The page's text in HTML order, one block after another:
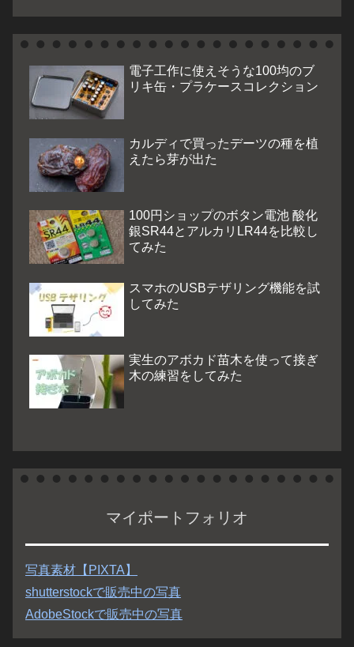
電子工作に使えそうな100均のブ
リキ缶・プラケースコレクション
カルディで買ったデーツの種を植
えたら芽が出た
100円ショップのボタン電池 酸化
銀SR44とアルカリLR44を比較し
てみた
スマホのUSBテザリング機能を試
してみた
実生のアボカド苗木を使って接ぎ
木の練習をしてみた
マイポートフォリオ
写真素材【PIXTA】
shutterstockで販売中の写真
AdobeStockで販売中の写真